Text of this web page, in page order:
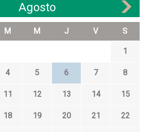
Agosto
M M J V S
1
4 5 6 7 8
11 12 13 14 15
18 19 20 21 22